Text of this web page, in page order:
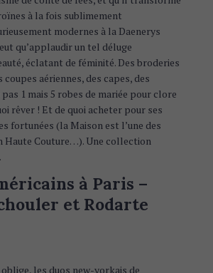
à la fois sublimement
modernes à la Daenerys
qu’applaudir un tel déluge
éclatant de féminité. Des broderies
coupes aériennes, des capes, des
1 mais 5 robes de mariée pour clore
rêver ! Et de quoi acheter pour ses
fortunées (la Maison est l’une des
Haute Couture…). Une collection
à Paris –
et Rodarte
les duos new-yorkais de